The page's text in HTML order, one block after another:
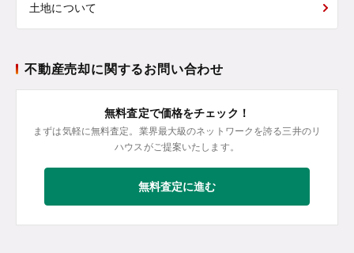
土地について
不動産売却に関するお問い合わせ
無料査定で価格をチェック！
まずは気軽に無料査定。業界最大級のネットワークを誇る三井のリ
ハウスがご提案いたします。
無料査定に進む